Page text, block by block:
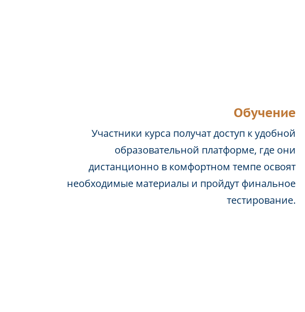
Обучение
Участники курса получат доступ к удобной
образовательной платформе, где они
дистанционно в комфортном темпе освоят
необходимые материалы и пройдут финальное
тестирование.